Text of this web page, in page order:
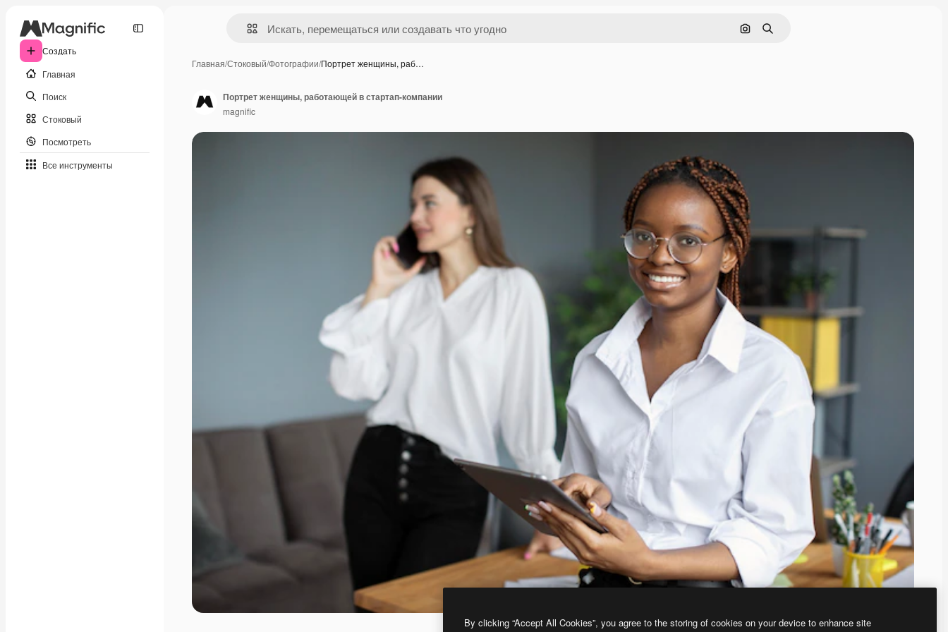
Создать
Главная
Поиск
Стоковый
Посмотреть
Все инструменты
Поиск по изображению
Поиск
Главная/Стоковый/Фотографии/Портрет женщины, раб…
Портрет женщины, работающей в стартап-компании
magnific
By clicking “Accept All Cookies”, you agree to the storing of cookies on your device to enhance site